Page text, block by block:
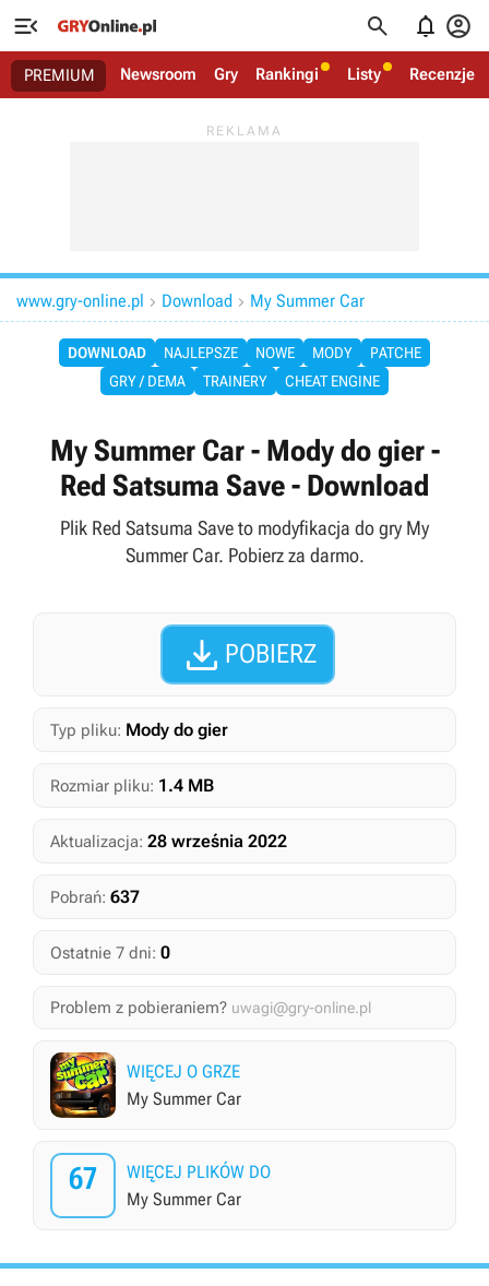
   
PREMIUM Newsroom Gry Rankingi Listy Recenzje
www.gry-online.pl  Download  My Summer Car
DOWNLOAD NAJLEPSZE NOWE MODY
PATCHE
GRY / DEMA
TRAINERY CHEAT ENGINE
My Summer Car - Mody do gier -
Red Satsuma Save - Download
Plik Red Satsuma Save to modyfikacja do gry My
Summer Car. Pobierz za darmo.
 POBIERZ
Typ pliku: Mody do gier
Rozmiar pliku: 1.4 MB
Aktualizacja: 28 września 2022
Pobrań: 637
Ostatnie 7 dni: 0
Problem z pobieraniem? uwagi@gry-online.pl
WIĘCEJ O GRZE
My Summer Car
67
WIĘCEJ PLIKÓW DO
My Summer Car